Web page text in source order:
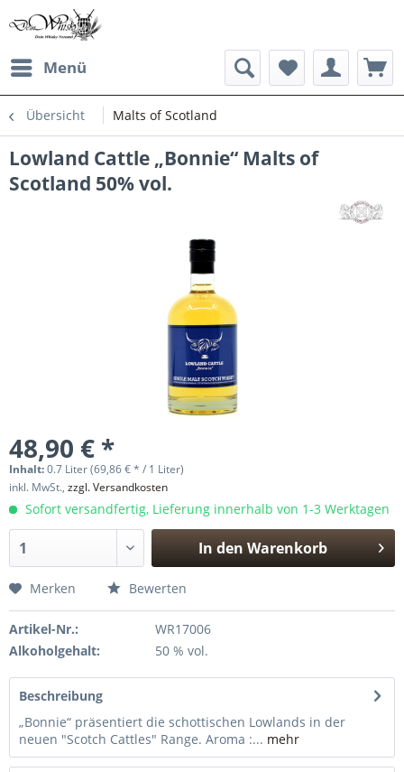
Menü
Übersicht Malts of Scotland
Lowland Cattle „Bonnie“ Malts of
Scotland 50% vol.
48,90 € *
Inhalt:0.7 Liter (69,86 € * / 1 Liter)
inkl. MwSt., zzgl. Versandkosten
Sofort versandfertig, Lieferung innerhalb von 1-3 Werktagen
In den Warenkorb
Merken Bewerten
Artikel-Nr.:
WR17006
Alkoholgehalt:
50 % vol.
Beschreibung
„Bonnie“ präsentiert die schottischen Lowlands in der
neuen "Scotch Cattles" Range. Aroma :... mehr